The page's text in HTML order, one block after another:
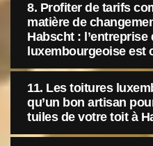
8. Profiter de tarifs
matière de
Habscht :
luxembourgeoise est
11. Les toitures
qu’un bon artisan
tuiles de votre toit à